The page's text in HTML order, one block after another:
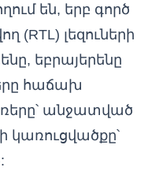
են, երբ գործ
(RTL) լեզուների
եբրայերենը
հաճախ
անջատված
կառուցվածքը՝